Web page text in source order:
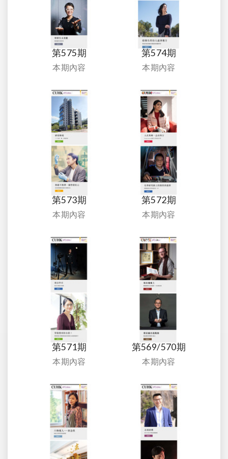
第575期
本期內容
第574期
本期內容
第573期
本期內容
第572期
本期內容
第571期
本期內容
第569/570期
本期內容